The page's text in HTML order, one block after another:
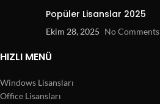
Popüler Lisanslar 2025
Ekim 28, 2025 No Comments
HIZLI MENÜ
Windows Lisansları
Office Lisansları